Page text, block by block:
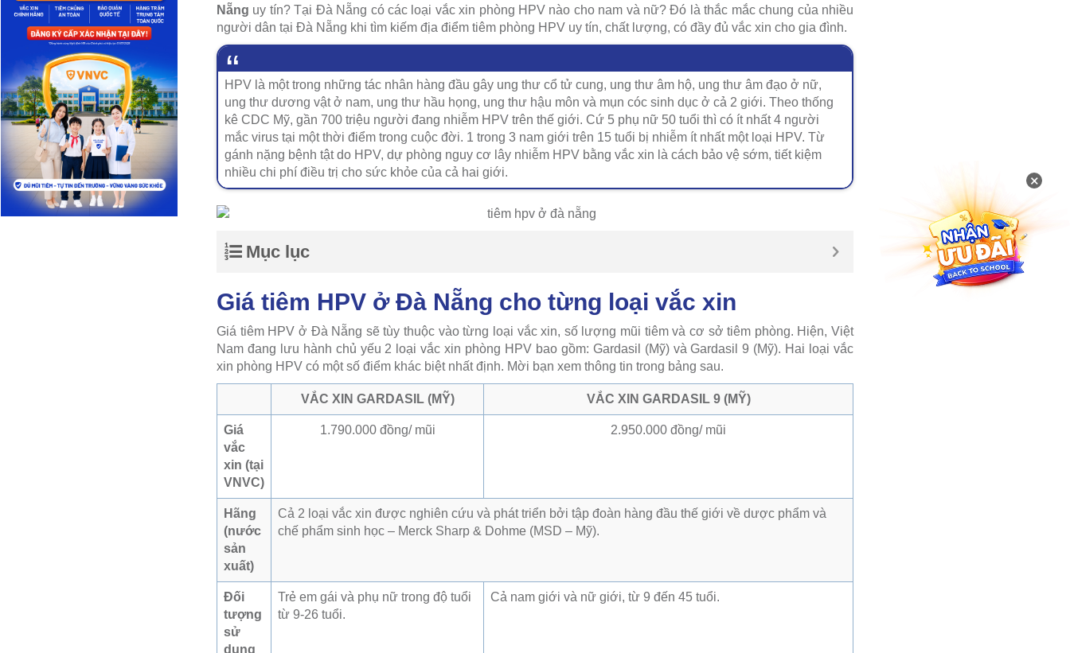
Nẵng uy tín? Tại Đà Nẵng có các loại vắc xin phòng HPV nào cho nam và nữ? Đó là thắc mắc chung của nhiều
người dân tại Đà Nẵng khi tìm kiếm địa điểm tiêm phòng HPV uy tín, chất lượng, có đầy đủ vắc xin cho gia đình.
HPV là một trong những tác nhân hàng đầu gây ung thư cổ tử cung, ung thư âm hộ, ung thư âm đạo ở nữ,
ung thư dương vật ở nam, ung thư hầu họng, ung thư hậu môn và mụn cóc sinh dục ở cả 2 giới. Theo thống
kê CDC Mỹ, gần 700 triệu người đang nhiễm HPV trên thế giới. Cứ 5 phụ nữ 50 tuổi thì có ít nhất 4 người
mắc virus tại một thời điểm trong cuộc đời. 1 trong 3 nam giới trên 15 tuổi bị nhiễm ít nhất một loại HPV. Từ
gánh nặng bệnh tật do HPV, dự phòng nguy cơ lây nhiễm HPV bằng vắc xin là cách bảo vệ sớm, tiết kiệm
nhiều chi phí điều trị cho sức khỏe của cả hai giới.
Mục lục
Giá tiêm HPV ở Đà Nẵng cho từng loại vắc xin
Giá tiêm HPV ở Đà Nẵng sẽ tùy thuộc vào từng loại vắc xin, số lượng mũi tiêm và cơ sở tiêm phòng. Hiện, Việt
Nam đang lưu hành chủ yếu 2 loại vắc xin phòng HPV bao gồm: Gardasil (Mỹ) và Gardasil 9 (Mỹ). Hai loại vắc
xin phòng HPV có một số điểm khác biệt nhất định. Mời bạn xem thông tin trong bảng sau.
VẮC XIN GARDASIL (MỸ) VẮC XIN GARDASIL 9 (MỸ)
Giá
vắc
xin (tại
VNVC)
1.790.000 đồng/ mũi 2.950.000 đồng/ mũi
Hãng
(nước
sản
xuất)
Cả 2 loại vắc xin được nghiên cứu và phát triển bởi tập đoàn hàng đầu thế giới về dược phẩm và
chế phẩm sinh học – Merck Sharp & Dohme (MSD – Mỹ).
Đối
tượng
sử
dụng
Trẻ em gái và phụ nữ trong độ tuổi
từ 9-26 tuổi.
Cả nam giới và nữ giới, từ 9 đến 45 tuổi.
×